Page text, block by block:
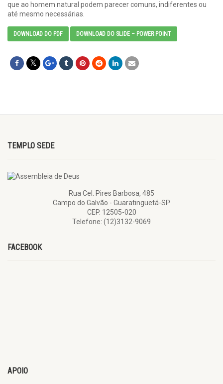
que ao homem natural podem parecer comuns, indiferentes ou
até mesmo necessárias.
DOWNLOAD DO PDF DOWNLOAD DO SLIDE – POWER POINT
TEMPLO SEDE
Rua Cel. Pires Barbosa, 485
Campo do Galvão - Guaratinguetá-SP
CEP. 12505-020
Telefone: (12)3132-9069
FACEBOOK
APOIO